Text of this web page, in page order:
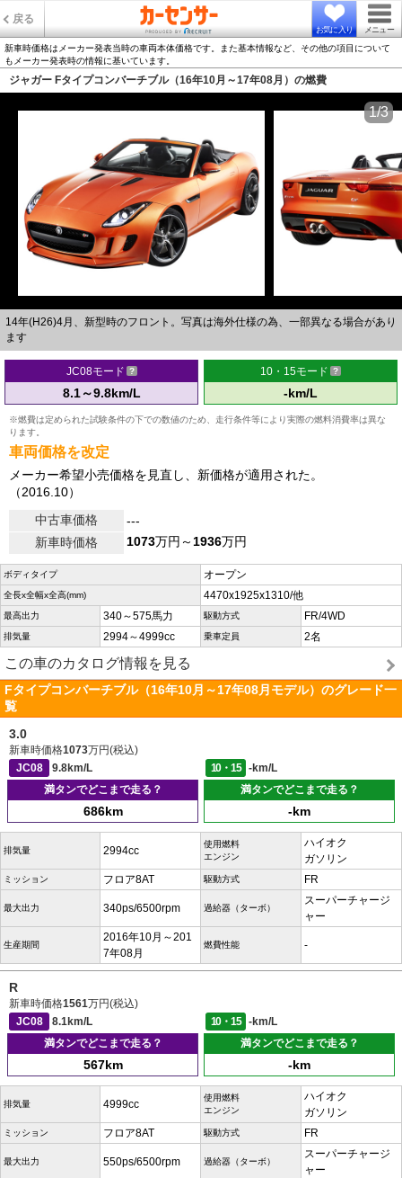
戻る
お気に入り メニュー
新車時価格はメーカー発表当時の車両本体価格です。また基本情報など、その他の項目について
もメーカー発表時の情報に基いています。
ジャガー Fタイプコンバーチブル（16年10月～17年08月）の燃費
14年(H26)4月、新型時のフロント。写真は海外仕様の為、一部異なる場合があり
ます
1/3
JC08モード
8.1～9.8km/L
10・15モード
-km/L
※燃費は定められた試験条件の下での数値のため、走行条件等により実際の燃料消費率は異な
ります。
車両価格を改定
メーカー希望小売価格を見直し、新価格が適用された。
（2016.10）
中古車価格
---
新車時価格
1073万円～1936万円
ボディタイプ オープン
全長x全幅x全高(mm) 4470x1925x1310/他
最高出力 340～575馬力 駆動方式 FR/4WD
排気量 2994～4999cc 乗車定員 2名
この車のカタログ情報を見る
Fタイプコンバーチブル（16年10月～17年08月モデル）のグレード一
覧
3.0
新車時価格1073万円(税込)
JC08
9.8km/L 10・15
-km/L
満タンでどこまで走る？
686km
満タンでどこまで走る？
-km
排気量 2994cc
使用燃料
エンジン
ハイオク
ガソリン
ミッション フロア8AT 駆動方式 FR
最大出力 340ps/6500rpm 過給器（ターボ）
スーパーチャージ
ャー
生産期間
2016年10月～201
7年08月
燃費性能 -
R
新車時価格1561万円(税込)
JC08
8.1km/L 10・15
-km/L
満タンでどこまで走る？
567km
満タンでどこまで走る？
-km
排気量 4999cc
使用燃料
エンジン
ハイオク
ガソリン
ミッション フロア8AT 駆動方式 FR
最大出力 550ps/6500rpm 過給器（ターボ）
スーパーチャージ
ャー